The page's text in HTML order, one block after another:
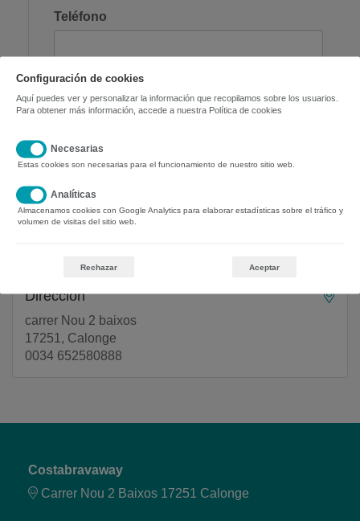
Teléfono
Mensaje*
Dirección
carrer Nou 2 baixos
17251, Calonge
0034 652580888
Costabravaway
Carrer Nou 2 Baixos 17251 Calonge
Configuración de cookies
Aquí puedes ver y personalizar la información que recopilamos sobre los usuarios.
Para obtener más información, accede a nuestra Política de cookies
Necesarias
Estas cookies son necesarias para el funcionamiento de nuestro sitio web.
Analíticas
Almacenamos cookies con Google Analytics para elaborar estadísticas sobre el tráfico y
volumen de visitas del sitio web.
Rechazar Aceptar